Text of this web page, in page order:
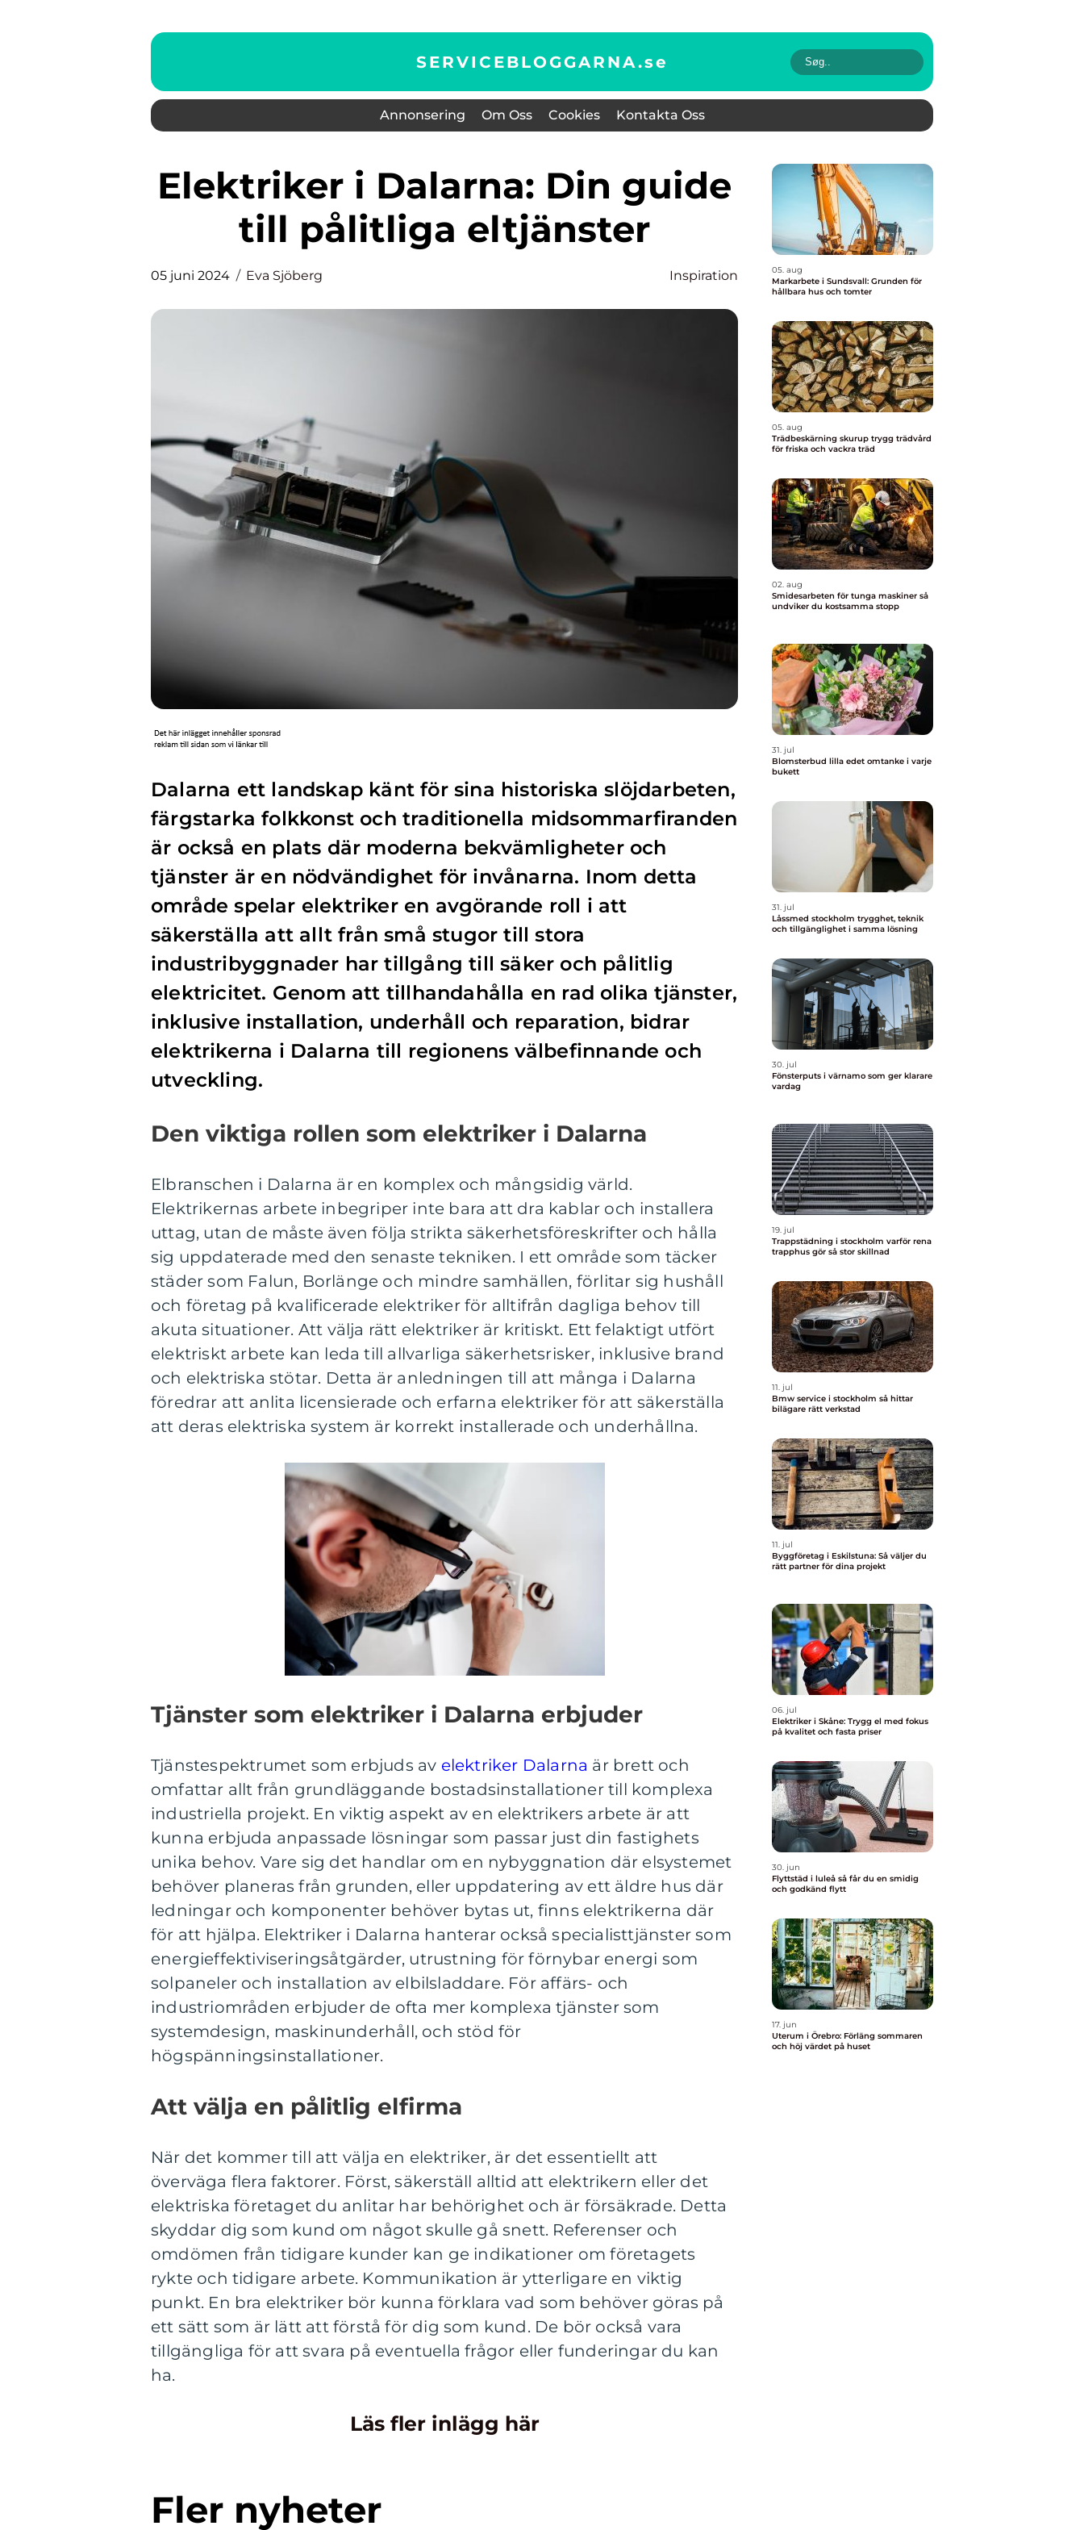
SERVICEBLOGGARNA.se
Annonsering Om Oss Cookies Kontakta Oss
Elektriker i Dalarna: Din guide
till pålitliga eltjänster
05 juni 2024 Eva Sjöberg Inspiration
Dalarna ett landskap känt för sina historiska slöjdarbeten,
färgstarka folkkonst och traditionella midsommarfiranden
är också en plats där moderna bekvämligheter och
tjänster är en nödvändighet för invånarna. Inom detta
område spelar elektriker en avgörande roll i att
säkerställa att allt från små stugor till stora
industribyggnader har tillgång till säker och pålitlig
elektricitet. Genom att tillhandahålla en rad olika tjänster,
inklusive installation, underhåll och reparation, bidrar
elektrikerna i Dalarna till regionens välbefinnande och
utveckling.
Den viktiga rollen som elektriker i Dalarna
Elbranschen i Dalarna är en komplex och mångsidig värld.
Elektrikernas arbete inbegriper inte bara att dra kablar och installera
uttag, utan de måste även följa strikta säkerhetsföreskrifter och hålla
sig uppdaterade med den senaste tekniken. I ett område som täcker
städer som Falun, Borlänge och mindre samhällen, förlitar sig hushåll
och företag på kvalificerade elektriker för alltifrån dagliga behov till
akuta situationer. Att välja rätt elektriker är kritiskt. Ett felaktigt utfört
elektriskt arbete kan leda till allvarliga säkerhetsrisker, inklusive brand
och elektriska stötar. Detta är anledningen till att många i Dalarna
föredrar att anlita licensierade och erfarna elektriker för att säkerställa
att deras elektriska system är korrekt installerade och underhållna.
Tjänster som elektriker i Dalarna erbjuder
Tjänstespektrumet som erbjuds av elektriker Dalarna är brett och
omfattar allt från grundläggande bostadsinstallationer till komplexa
industriella projekt. En viktig aspekt av en elektrikers arbete är att
kunna erbjuda anpassade lösningar som passar just din fastighets
unika behov. Vare sig det handlar om en nybyggnation där elsystemet
behöver planeras från grunden, eller uppdatering av ett äldre hus där
ledningar och komponenter behöver bytas ut, finns elektrikerna där
för att hjälpa. Elektriker i Dalarna hanterar också specialisttjänster som
energieffektiviseringsåtgärder, utrustning för förnybar energi som
solpaneler och installation av elbilsladdare. För affärs- och
industriområden erbjuder de ofta mer komplexa tjänster som
systemdesign, maskinunderhåll, och stöd för
högspänningsinstallationer.
Att välja en pålitlig elfirma
När det kommer till att välja en elektriker, är det essentiellt att
överväga flera faktorer. Först, säkerställ alltid att elektrikern eller det
elektriska företaget du anlitar har behörighet och är försäkrade. Detta
skyddar dig som kund om något skulle gå snett. Referenser och
omdömen från tidigare kunder kan ge indikationer om företagets
rykte och tidigare arbete. Kommunikation är ytterligare en viktig
punkt. En bra elektriker bör kunna förklara vad som behöver göras på
ett sätt som är lätt att förstå för dig som kund. De bör också vara
tillgängliga för att svara på eventuella frågor eller funderingar du kan
ha.
Läs fler inlägg här
Fler nyheter
05. aug
Markarbete i Sundsvall: Grunden för
hållbara hus och tomter
05. aug
Trädbeskärning skurup trygg trädvård
för friska och vackra träd
02. aug
Smidesarbeten för tunga maskiner så
undviker du kostsamma stopp
31. jul
Blomsterbud lilla edet omtanke i varje
bukett
31. jul
Låssmed stockholm trygghet, teknik
och tillgänglighet i samma lösning
30. jul
Fönsterputs i värnamo som ger klarare
vardag
19. jul
Trappstädning i stockholm varför rena
trapphus gör så stor skillnad
11. jul
Bmw service i stockholm så hittar
bilägare rätt verkstad
11. jul
Byggföretag i Eskilstuna: Så väljer du
rätt partner för dina projekt
06. jul
Elektriker i Skåne: Trygg el med fokus
på kvalitet och fasta priser
30. jun
Flyttstäd i luleå så får du en smidig
och godkänd flytt
17. jun
Uterum i Örebro: Förläng sommaren
och höj värdet på huset